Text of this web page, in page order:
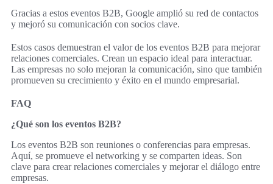
Gracias a estos eventos B2B, Google amplió su red de contactos
y mejoró su comunicación con socios clave.
Estos casos demuestran el valor de los eventos B2B para mejorar
relaciones comerciales. Crean un espacio ideal para interactuar.
Las empresas no solo mejoran la comunicación, sino que también
promueven su crecimiento y éxito en el mundo empresarial.
FAQ
¿Qué son los eventos B2B?
Los eventos B2B son reuniones o conferencias para empresas.
Aquí, se promueve el networking y se comparten ideas. Son
clave para crear relaciones comerciales y mejorar el diálogo entre
empresas.